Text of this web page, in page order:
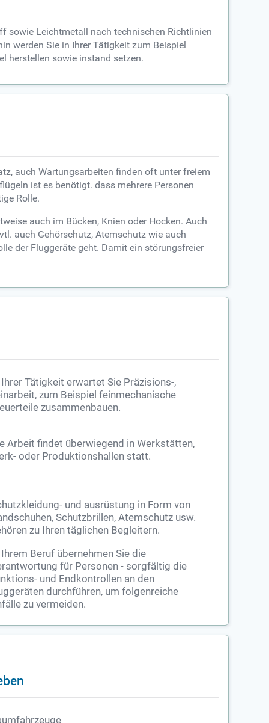
sowie Leichtmetall nach technischen Richtlinien
werden Sie in Ihrer Tätigkeit zum Beispiel
herstellen sowie instand setzen.
auch Wartungsarbeiten finden oft unter freiem
ist es benötigt. dass mehrere Personen
Rolle.
auch im Bücken, Knien oder Hocken. Auch
auch Gehörschutz, Atemschutz wie auch
der Fluggeräte geht. Damit ein störungsfreier
Ihrer Tätigkeit erwartet Sie Präzisions-,
zum Beispiel feinmechanische
zusammenbauen.
Arbeit findet überwiegend in Werkstätten,
oder Produktionshallen statt.
und ausrüstung in Form von
Schutzbrillen, Atemschutz usw.
zu Ihren täglichen Begleitern.
Ihrem Beruf übernehmen Sie die
für Personen - sorgfältig die
und Endkontrollen an den
durchführen, um folgenreiche
zu vermeiden.